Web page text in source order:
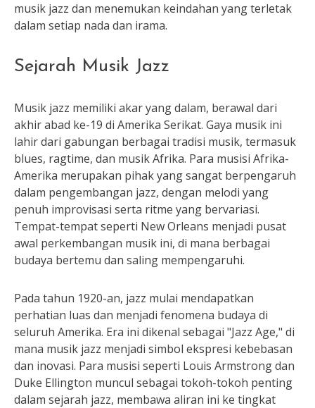
musik jazz dan menemukan keindahan yang terletak
dalam setiap nada dan irama.
Sejarah Musik Jazz
Musik jazz memiliki akar yang dalam, berawal dari
akhir abad ke-19 di Amerika Serikat. Gaya musik ini
lahir dari gabungan berbagai tradisi musik, termasuk
blues, ragtime, dan musik Afrika. Para musisi Afrika-
Amerika merupakan pihak yang sangat berpengaruh
dalam pengembangan jazz, dengan melodi yang
penuh improvisasi serta ritme yang bervariasi.
Tempat-tempat seperti New Orleans menjadi pusat
awal perkembangan musik ini, di mana berbagai
budaya bertemu dan saling mempengaruhi.
Pada tahun 1920-an, jazz mulai mendapatkan
perhatian luas dan menjadi fenomena budaya di
seluruh Amerika. Era ini dikenal sebagai "Jazz Age," di
mana musik jazz menjadi simbol ekspresi kebebasan
dan inovasi. Para musisi seperti Louis Armstrong dan
Duke Ellington muncul sebagai tokoh-tokoh penting
dalam sejarah jazz, membawa aliran ini ke tingkat